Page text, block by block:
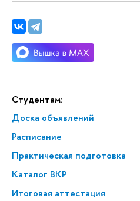
Студентам:
Доска объявлений
Расписание
Практическая подготовка
Каталог ВКР
Итоговая аттестация